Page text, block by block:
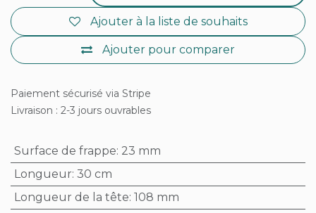
Ajouter pour comparer
Ajouter à la liste de souhaits
Paiement sécurisé via Stripe
Livraison : 2-3 jours ouvrables
Surface de frappe: 23 mm
Longueur: 30 cm
Longueur de la tête: 108 mm